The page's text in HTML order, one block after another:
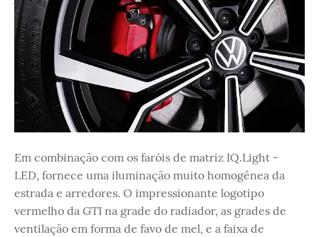
Em combinação com os faróis de matriz IQ.Light -
LED, fornece uma iluminação muito homogênea da
estrada e arredores. O impressionante logotipo
vermelho da GTI na grade do radiador, as grades de
ventilação em forma de favo de mel, e a faixa de